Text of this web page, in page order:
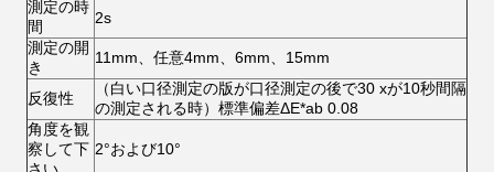
測定の時
間
2s
測定の開
き
11mm、任意4mm、6mm、15mm
反復性
（白い口径測定の版が口径測定の後で30 xが10秒間隔
の測定される時）標準偏差ΔE*ab 0.08
角度を観
察して下 2°および10°